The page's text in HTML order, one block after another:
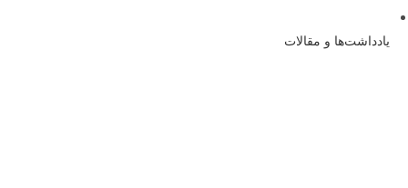
یادداشت‌ها و مقالات